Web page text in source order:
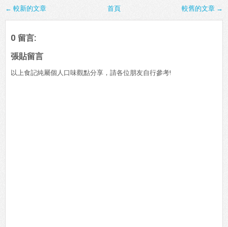
← 較新的文章 較舊的文章 →
首頁
0 留言:
張貼留言
以上食記純屬個人口味觀點分享，請各位朋友自行參考!